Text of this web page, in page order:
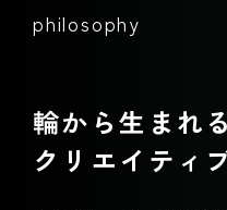
philosophy
輪から生まれる
クリエイティ